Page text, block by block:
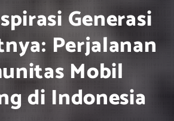
Generasi
Perjalanan
Mobil
di Indonesia